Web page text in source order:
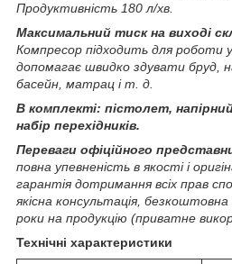
Продуктивність 180 л/хв.
Максимальний тиск на виході
Компресор підходить для роботи
допомагає швидко здувати бруд,
басейн, матрац і т. д.
В комплекті: пістолет,
набір перехідників.
Переваги офіційного
повна упевненість в якості і
гарантія дотримання всіх прав
якісна консультація,
роки на продукцію (приватне
Технічні характеристики